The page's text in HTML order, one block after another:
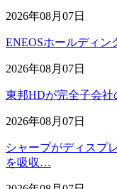
2026年08月07日
ENEOSホールディ
2026年08月07日
東邦HDが完全子会
2026年08月07日
シャープがディスプ
を吸収…